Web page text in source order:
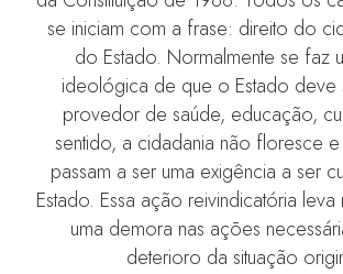
se iniciam com a frase: direito do
do Estado. Normalmente se faz
ideológica de que o Estado deve
provedor de saúde, educação,
sentido, a cidadania não floresce
passam a ser uma exigência a ser
Estado. Essa ação reivindicatória leva
uma demora nas ações
deterioro da situação